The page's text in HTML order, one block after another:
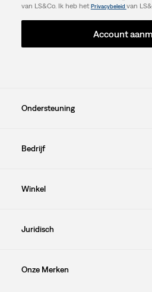
van LS&Co. Ik heb hetPrivacybeleid van
Account
Ondersteuning
Bedrijf
Winkel
Juridisch
Onze Merken